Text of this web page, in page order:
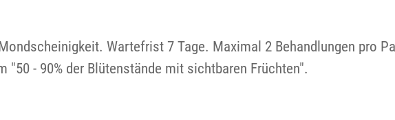
Wartefrist 7 Tage. Maximal 2 Behandlungen pro
- 90% der Blütenstände mit sichtbaren Früchten".